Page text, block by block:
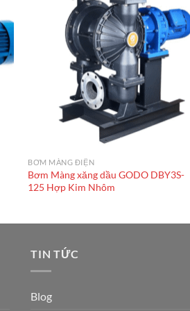
BƠM MÀNG ĐIỆN
Bơm Màng xăng dầu GODO DBY3S-
125 Hợp Kim Nhôm
TIN TỨC
Blog